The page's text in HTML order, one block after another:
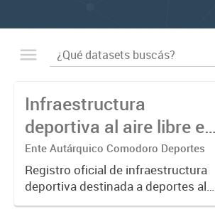
Infraestructura
deportiva al aire libre en
Comodoro Rivadavia
Ente Autárquico Comodoro Deportes
Registro oficial de infraestructura
deportiva destinada a deportes al
aire libre en Comodoro Rivadavia